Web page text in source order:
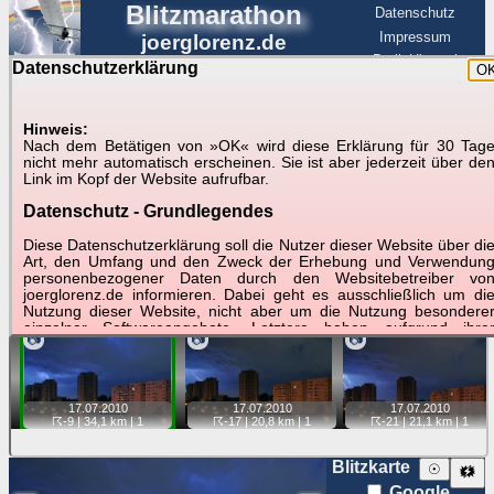
Datenschutzerklärung
Hinweis:
Nach dem Betätigen von »OK« wird diese Erklärung für 30 Tage
nicht mehr automatisch erscheinen. Sie ist aber jederzeit über den
Link im Kopf der Website aufrufbar.
Datenschutz - Grundlegendes
Diese Datenschutzerklärung soll die Nutzer dieser Website über die
Art, den Umfang und den Zweck der Erhebung und Verwendung
personenbezogener Daten durch den Websitebetreiber von
joerglorenz.de informieren. Dabei geht es ausschließlich um die
Nutzung dieser Website, nicht aber um die Nutzung besonderer
einzelner Softwareangebote. Letztere haben aufgrund ihrer
Funktionen Besonderheiten, so dass verschiedene Daten
gespeichert werden müssen, die für das Funktionieren erforderlich
sind. Hier ist es wichtig, dass Sie selbst zum Testen dieser
Funktionen möglichst erfundene Daten verwenden. Ansonsten wird
auf die spezifischen Besonderheiten beim jeweiligen Angebot
gesondert hingewiesen.
Generell gilt: Wenn Sie ein Angebot bei den Add-Ins nutzen, bei
dem Daten übertragen werden, werden diese Daten auf dem
Blitzmarathon
joerglorenz.de
Datenschutz
Impressum
BerlinHimmel
Blitzmarathon
Gewitter über Berlin:
17.07.2010
Tipp:Auf der Karte beim Einzelfoto können
Sie auf ihre Position tippen und sehen, wie
weit die gewählte Position zu den Blitzen auf dem Foto bzw.
im Video entfernt ist. Quelle der Blitzdaten:
kachelmannwetter. Doppelklick auf Thumb zum Anzeigen.
📷
17.07.2010
☈-9| 34,1 km |1
📷
17.07.2010
☈-17| 20,8 km |1
📷
17.07.2010
☈-21| 21,1 km |1
Blitzkarte 🗱
☉